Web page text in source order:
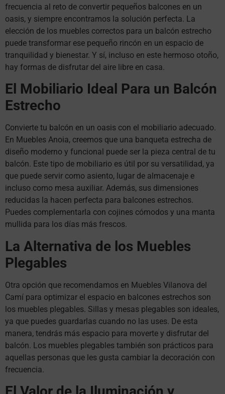
frecuencia al reto de convertir pequeños balcones en un
oasis, y siempre encontramos la solución perfecta. La
elección de los muebles correctos para un balcón estrecho
puede transformar ese pequeño rincón en un espacio de
tranquilidad y bienestar. Y sí, incluso en este hermoso otoño,
hay formas de disfrutar del aire libre en casa.
El Mobiliario Ideal Para un Balcón
Estrecho
Convierte tu balcón en un oasis con el mobiliario adecuado.
En Muebles Anoia, creemos que una banqueta estrecha de
diseño moderno y funcional puede ser la pieza central de tu
balcón. Este tipo de mobiliario es útil por su versatilidad, ya
que puede servir como asiento, lugar de almacenaje e
incluso como mesa auxiliar. Además, sus dimensiones
reducidas la hacen perfecta para balcones estrechos.
Puedes complementarla con cojines cómodos y una manta
mullida para los días más frescos.
La Alternativa de los Muebles
Plegables
Otra opción que recomendamos en Muebles Vilanova del
Camí para optimizar el espacio en balcones estrechos son
los muebles plegables. Sillas y mesas plegables son ideales,
ya que puedes guardarlas cuando no las uses. De esta
manera, tendrás más espacio para moverte y disfrutar del
balcón. Los muebles plegables también son prácticos para
aquellas personas que les gusta cambiar la decoración con
frecuencia.